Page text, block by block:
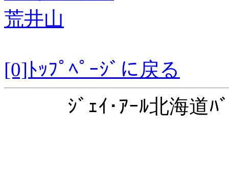
荒井山
[0]ﾄｯﾌﾟﾍﾟｰｼﾞに戻る
ｼﾞｪｲ･ｱｰﾙ北海道